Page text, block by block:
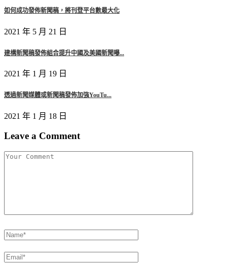
如何成功發佈新聞稿，將刊登平台數最大化
2021 年 5 月 21 日
建構新聞稿發佈組合提升中國及美國新聞曝...
2021 年 1 月 19 日
透過新聞媒體或新聞稿發佈加強YouTu...
2021 年 1 月 18 日
Leave a Comment